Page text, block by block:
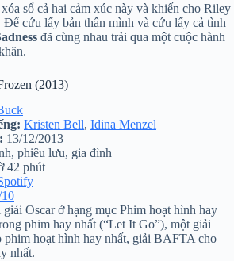
sổ cả hai cảm xúc này và khiến cho Riley
Để cứu lấy bản thân mình và cứu lấy cả tình
đã cùng nhau trải qua một cuộc hành
(2013)
Kristen Bell, Idina Menzel
13/12/2013
phiêu lưu, gia đình
42 phút
giải Oscar ở hạng mục Phim hoạt hình hay
phim hay nhất (“Let It Go”), một giải
phim hoạt hình hay nhất, giải BAFTA cho
nhất.